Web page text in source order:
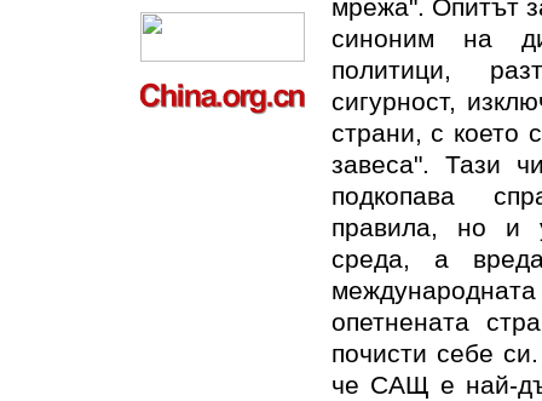
мрежа". Опитът
синоним на
политици,
сигурност,
страни, с което
завеса". Тази
подкопава
правила, но и
среда, а
опетнената
почисти себе
че САЩ е най-